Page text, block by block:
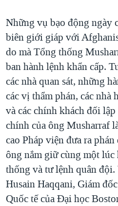
Những vụ bạo động ngày
biên giới giáp với
do mà Tổng thống
ban hành lệnh khẩn cấp.
các nhà quan sát, những
các vị thẩm phán, các nhà
và các chính khách đối
chính của ông Musharraf
cao Pháp viện đưa ra
ông nắm giữ cùng một
thống và tư lệnh quân
Husain Haqqani, Giám
Quốc tế của Đại học